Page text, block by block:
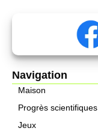
Navigation
Maison
Progrès scientifiques
Jeux